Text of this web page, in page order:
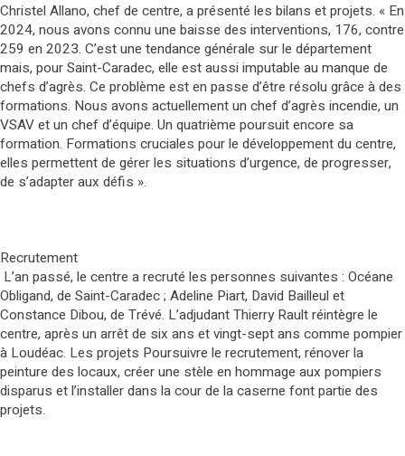
Christel Allano, chef de centre, a présenté les bilans et projets. « En
2024, nous avons connu une baisse des interventions, 176, contre
259 en 2023. C’est une tendance générale sur le département
mais, pour Saint-Caradec, elle est aussi imputable au manque de
chefs d’agrès. Ce problème est en passe d’être résolu grâce à des
formations. Nous avons actuellement un chef d’agrès incendie, un
VSAV et un chef d’équipe. Un quatrième poursuit encore sa
formation. Formations cruciales pour le développement du centre,
elles permettent de gérer les situations d’urgence, de progresser,
de s’adapter aux défis ».
Recrutement
L’an passé, le centre a recruté les personnes suivantes : Océane
Obligand, de Saint-Caradec ; Adeline Piart, David Bailleul et
Constance Dibou, de Trévé. L’adjudant Thierry Rault réintègre le
centre, après un arrêt de six ans et vingt-sept ans comme pompier
à Loudéac. Les projets Poursuivre le recrutement, rénover la
peinture des locaux, créer une stèle en hommage aux pompiers
disparus et l’installer dans la cour de la caserne font partie des
projets.